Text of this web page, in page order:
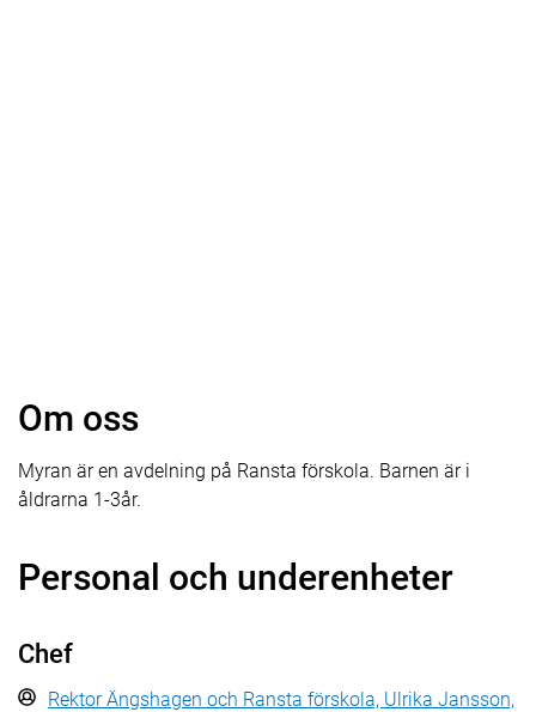
Om oss
Myran är en avdelning på Ransta förskola. Barnen är i
åldrarna 1-3år.
Personal och underenheter
Chef
Rektor Ängshagen och Ransta förskola, Ulrika Jansson,